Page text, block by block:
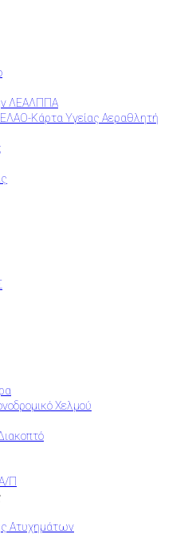
ΛΕΑΛΠΠΑ
Κάρτα Υγείας Αεραθλητή
Χελμού
Π
Ατυχημάτων